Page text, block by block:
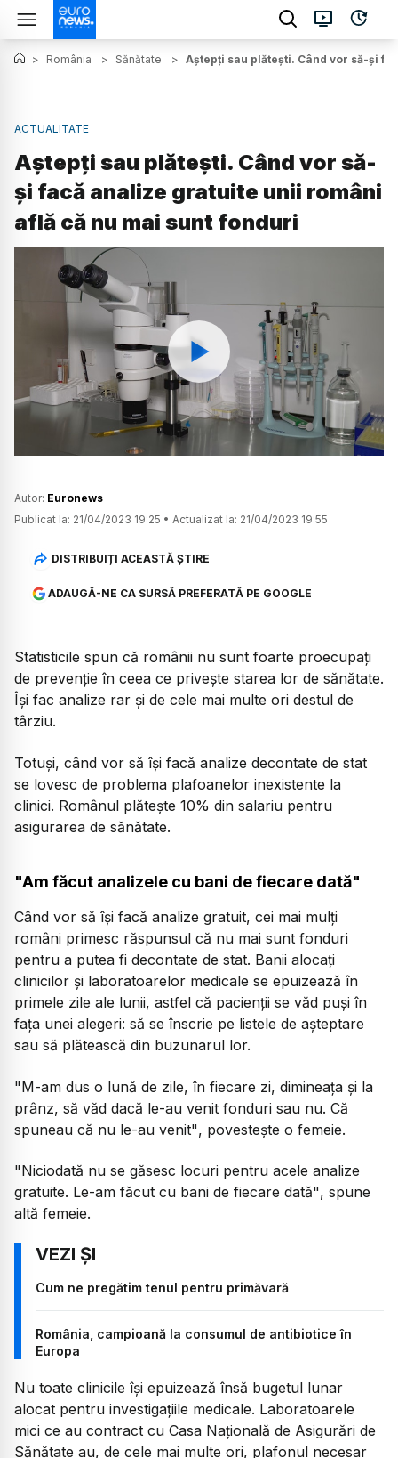
> România > Sănătate > Aștepți sau plătești. Când vor să-și
ACTUALITATE
Aștepți sau plătești. Când vor să-
și facă analize gratuite unii români
află că nu mai sunt fonduri
Watch
Autor: Euronews
Publicat la: 21/04/2023 19:25 • Actualizat la: 21/04/2023 19:55
DISTRIBUIȚI ACEASTĂ ȘTIRE
ADAUGĂ-NE CA SURSĂ PREFERATĂ PE GOOGLE
Statisticile spun că românii nu sunt foarte proecupați
de prevenție în ceea ce privește starea lor de sănătate.
Își fac analize rar și de cele mai multe ori destul de
târziu.
Totuși, când vor să își facă analize decontate de stat
se lovesc de problema plafoanelor inexistente la
clinici. Românul plătește 10% din salariu pentru
asigurarea de sănătate.
"Am făcut analizele cu bani de fiecare dată"
Când vor să își facă analize gratuit, cei mai mulți
români primesc răspunsul că nu mai sunt fonduri
pentru a putea fi decontate de stat. Banii alocați
clinicilor și laboratoarelor medicale se epuizează în
primele zile ale lunii, astfel că pacienții se văd puși în
fața unei alegeri: să se înscrie pe listele de așteptare
sau să plătească din buzunarul lor.
"M-am dus o lună de zile, în fiecare zi, dimineața și la
prânz, să văd dacă le-au venit fonduri sau nu. Că
spuneau că nu le-au venit", povestește o femeie.
"Niciodată nu se găsesc locuri pentru acele analize
gratuite. Le-am făcut cu bani de fiecare dată", spune
altă femeie.
Cum ne pregătim tenul pentru primăvară
România, campioană la consumul de antibiotice în
Europa
Nu toate clinicile își epuizează însă bugetul lunar
alocat pentru investigațiile medicale. Laboratoarele
mici ce au contract cu Casa Națională de Asigurări de
Sănătate au, de cele mai multe ori, plafonul necesar